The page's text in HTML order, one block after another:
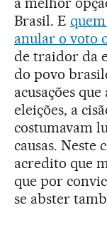
Brasil. E
anular o voto
de traidor da
do povo
acusações
eleições, a
costumavam
causas. Neste
acredito que
que por
se abster